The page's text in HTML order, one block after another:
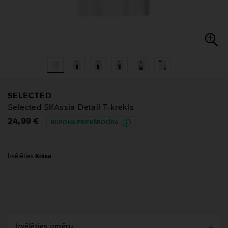
SELECTED
Selected SlfAssia Detail T-krekls
Original Price
24,99 € KUPONA PRIEKŠROCĪBA
Izvēlēties Krāsa